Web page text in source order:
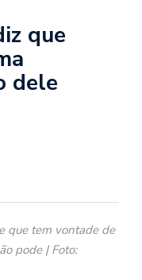
que
dele
que tem vontade de
pode | Foto: